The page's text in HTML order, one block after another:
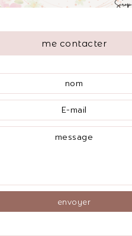
me contacter